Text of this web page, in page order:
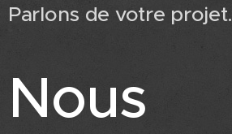
Parlons de votre projet.
Nous